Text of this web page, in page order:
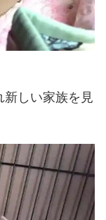
新しい家族を見